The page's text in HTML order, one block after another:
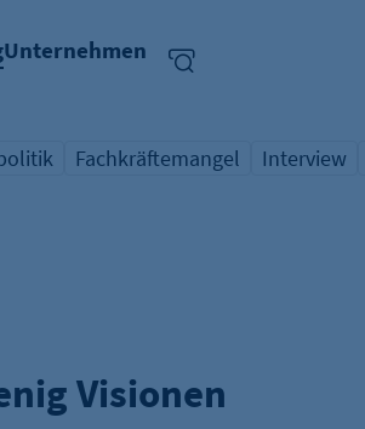
Unternehmen
Übersicht Schlagwort
Fachkräftemangel
Übersicht
Interview
Visionen